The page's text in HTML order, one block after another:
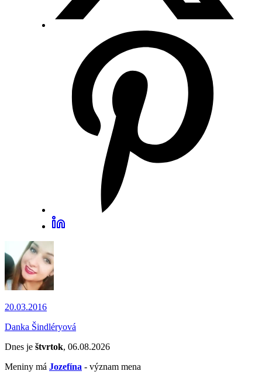
20.03.2016
Danka Šindléryová
Dnes je štvrtok, 06.08.2026
Meniny má Jozefína - význam mena